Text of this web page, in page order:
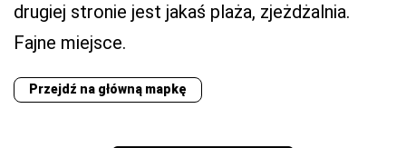
drugiej stronie jest jakaś plaża, zjeżdżalnia.
Fajne miejsce.
Przejdź na główną mapkę